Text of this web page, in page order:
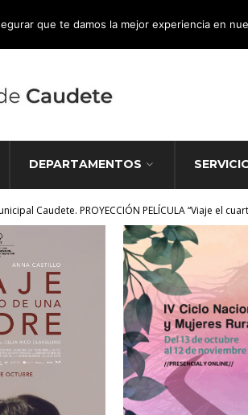
DEPARTAMENTOS
Caudete. PROYECCIÓN PELÍCULA “Viaje el
que te damos la mejor experiencia en